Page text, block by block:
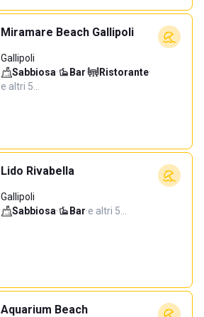
Miramare Beach Gallipoli
Gallipoli
Sabbiosa· Bar· Ristorante·
e altri 5…
Lido Rivabella
Gallipoli
Sabbiosa· Bar·e altri 5…
Aquarium Beach